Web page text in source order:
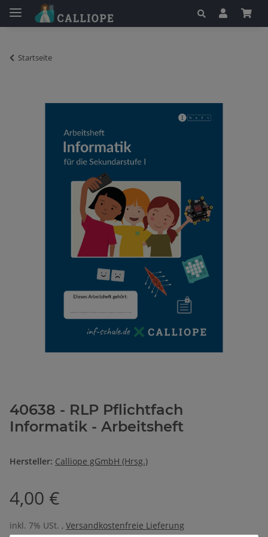
Startseite
40638 - RLP Pflichtfach
Informatik - Arbeitsheft
Hersteller: Calliope gGmbH (Hrsg.)
4,00 €
inkl. 7% USt. , Versandkostenfreie Lieferung